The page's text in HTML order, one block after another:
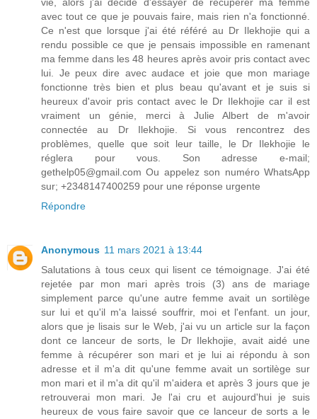
avec tout ce que je pouvais faire, mais rien n'a fonctionné.
Ce n'est que lorsque j'ai été référé au Dr Ilekhojie qui a
rendu possible ce que je pensais impossible en ramenant
ma femme dans les 48 heures après avoir pris contact avec
lui. Je peux dire avec audace et joie que mon mariage
fonctionne très bien et plus beau qu'avant et je suis si
heureux d'avoir pris contact avec le Dr Ilekhojie car il est
vraiment un génie, merci à Julie Albert de m'avoir
connectée au Dr Ilekhojie. Si vous rencontrez des
problèmes, quelle que soit leur taille, le Dr Ilekhojie le
réglera pour vous. Son adresse e-mail;
gethelp05@gmail.com Ou appelez son numéro WhatsApp
sur; +2348147400259 pour une réponse urgente
Répondre
Anonymous 11 mars 2021 à 13:44
Salutations à tous ceux qui lisent ce témoignage. J'ai été
rejetée par mon mari après trois (3) ans de mariage
simplement parce qu'une autre femme avait un sortilège
sur lui et qu'il m'a laissé souffrir, moi et l'enfant. un jour,
alors que je lisais sur le Web, j'ai vu un article sur la façon
dont ce lanceur de sorts, le Dr Ilekhojie, avait aidé une
femme à récupérer son mari et je lui ai répondu à son
adresse et il m'a dit qu'une femme avait un sortilège sur
mon mari et il m'a dit qu'il m'aidera et après 3 jours que je
retrouverai mon mari. Je l'ai cru et aujourd'hui je suis
heureux de vous faire savoir que ce lanceur de sorts a le